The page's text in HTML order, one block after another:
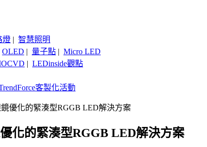
燈 | 智慧照明
OLED | 量子點 | Micro LED
| LEDinside觀點
客製化活動
優化的緊湊型RGGB LED解決方案
化的緊湊型RGGB LED解決方案